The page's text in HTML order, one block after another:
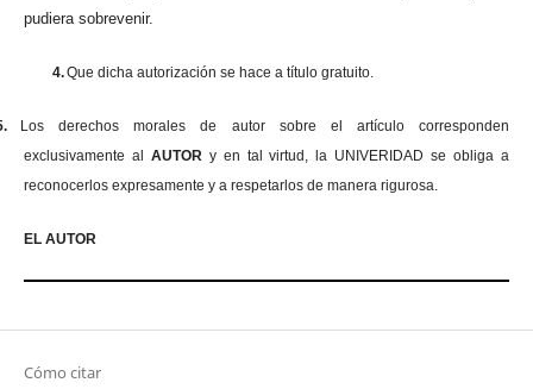
pudiera sobrevenir.
4.Que dicha autorización se hace a título gratuito.
Los derechos morales de autor sobre el artículo corresponden
exclusivamente al AUTOR y en tal virtud, la UNIVERIDAD se obliga a
reconocerlos expresamente y a respetarlos de manera rigurosa.
EL AUTOR
Cómo citar